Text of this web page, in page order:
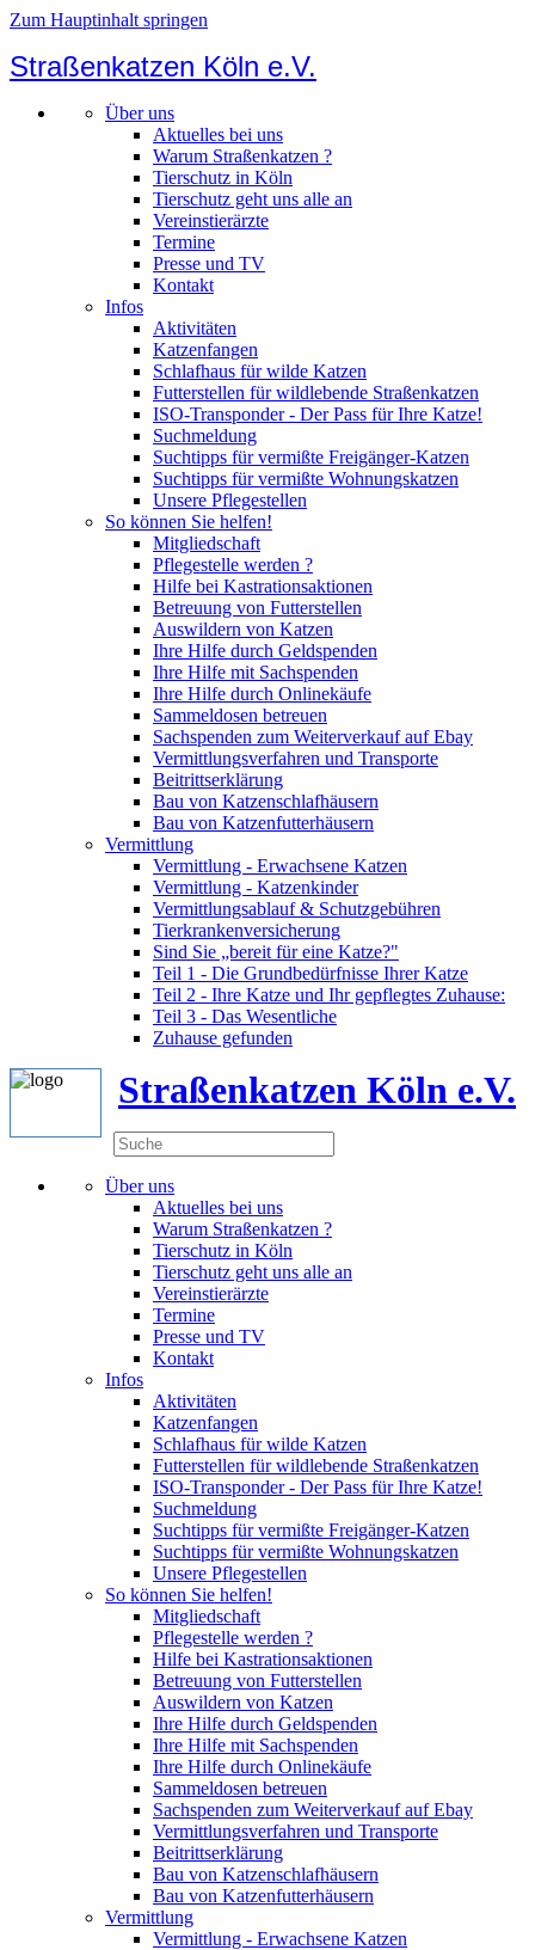
Zum Hauptinhalt springen
Straßenkatzen Köln e.V.
Über uns
Aktuelles bei uns
Warum Straßenkatzen ?
Tierschutz in Köln
Tierschutz geht uns alle an
Vereinstierärzte
Termine
Presse und TV
Kontakt
Infos
Aktivitäten
Katzenfangen
Schlafhaus für wilde Katzen
Futterstellen für wildlebende Straßenkatzen
ISO-Transponder - Der Pass für Ihre Katze!
Suchmeldung
Suchtipps für vermißte Freigänger-Katzen
Suchtipps für vermißte Wohnungskatzen
Unsere Pflegestellen
So können Sie helfen!
Mitgliedschaft
Pflegestelle werden ?
Hilfe bei Kastrationsaktionen
Betreuung von Futterstellen
Auswildern von Katzen
Ihre Hilfe durch Geldspenden
Ihre Hilfe mit Sachspenden
Ihre Hilfe durch Onlinekäufe
Sammeldosen betreuen
Sachspenden zum Weiterverkauf auf Ebay
Vermittlungsverfahren und Transporte
Beitrittserklärung
Bau von Katzenschlafhäusern
Bau von Katzenfutterhäusern
Vermittlung
Vermittlung - Erwachsene Katzen
Vermittlung - Katzenkinder
Vermittlungsablauf & Schutzgebühren
Tierkrankenversicherung
Sind Sie „bereit für eine Katze?"
Teil 1 - Die Grundbedürfnisse Ihrer Katze
Teil 2 - Ihre Katze und Ihr gepflegtes Zuhause:
Teil 3 - Das Wesentliche
Zuhause gefunden
Straßenkatzen Köln e.V.
Über uns
Aktuelles bei uns
Warum Straßenkatzen ?
Tierschutz in Köln
Tierschutz geht uns alle an
Vereinstierärzte
Termine
Presse und TV
Kontakt
Infos
Aktivitäten
Katzenfangen
Schlafhaus für wilde Katzen
Futterstellen für wildlebende Straßenkatzen
ISO-Transponder - Der Pass für Ihre Katze!
Suchmeldung
Suchtipps für vermißte Freigänger-Katzen
Suchtipps für vermißte Wohnungskatzen
Unsere Pflegestellen
So können Sie helfen!
Mitgliedschaft
Pflegestelle werden ?
Hilfe bei Kastrationsaktionen
Betreuung von Futterstellen
Auswildern von Katzen
Ihre Hilfe durch Geldspenden
Ihre Hilfe mit Sachspenden
Ihre Hilfe durch Onlinekäufe
Sammeldosen betreuen
Sachspenden zum Weiterverkauf auf Ebay
Vermittlungsverfahren und Transporte
Beitrittserklärung
Bau von Katzenschlafhäusern
Bau von Katzenfutterhäusern
Vermittlung
Vermittlung - Erwachsene Katzen